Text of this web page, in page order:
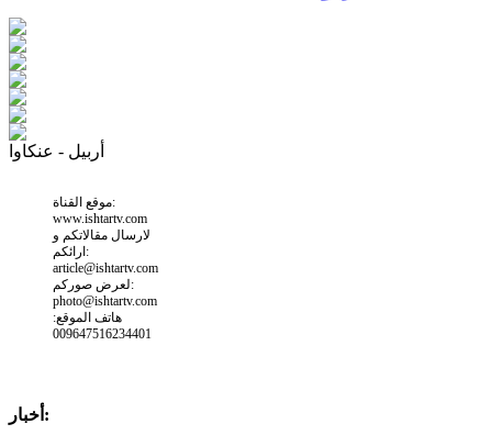
أربيل - عنكاوا
موقع القناة:
www.ishtartv.com
لارسال مقالاتكم و
ارائكم:
article@ishtartv.com
لعرض صوركم:
photo@ishtartv.com
هاتف الموقع:
009647516234401
أخبار: